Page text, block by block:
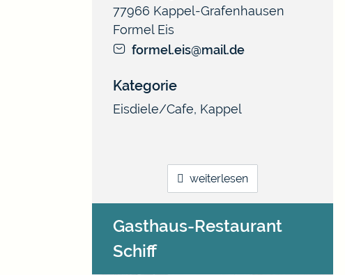
Formel Eis
77966 Kappel-Grafenhausen
formel.eis@mail.de
Kategorie
Eisdiele/Cafe, Kappel
weiterlesen
Gasthaus-Restaurant
Schiff